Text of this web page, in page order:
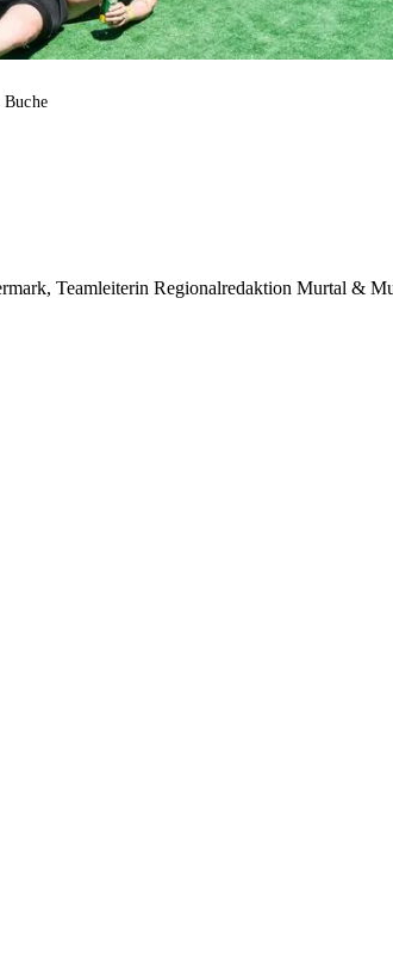
Teamleiterin Regionalredaktion Murtal &